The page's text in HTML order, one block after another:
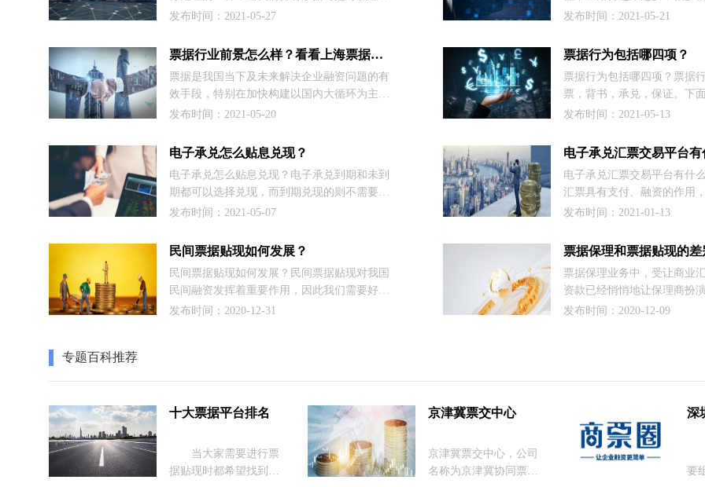
应收票据的科目核算的，然后等收到账款后再
资料，阅读完后，相信我们会对票据贴现会计
分录有全新的认识。
发布时间：2021-05-27
电子承兑汇票的情况，这时
数据电文形式制作，委托付
条件支付确定金额给收款人
据，下面我们一起来了解一
发布时间：2021-05-21
票据行业前景怎么样？看看上海票据交易所董事长怎么说
票据是我国当下及未来解决企业融资问题的有
效手段，特别在加快构建以国内大循环为主
体、国内国际双循环相互促进的新发展格局，
样？今天为大家分享由财经月刊《中国货币市
场》对上海票据交易所董事长宋汉光的专访报
道，看完其中内容，相信大家能够有清晰的答
案。
发布时间：2021-05-20
票据行为包括哪四项？
票据行为包括哪四项？票据
票，背书，承兑，保证。下
一下。出票：就是签发票据
力，其中有些是必须记载，
有些是本来就有规定，你记
按一般规定（相对记载事项
发布时间：2021-05-13
电子承兑怎么贴息兑现？
电子承兑怎么贴息兑现？电子承兑到期和未到
期都可以选择兑现，而到期兑现的则不需要贴
息的，而未到期的电子承兑需要兑现时，就需
也是不一样的，下面我们一起来了解了解！
发布时间：2021-05-07
电子承兑汇票交易平台
电子承兑汇票交易平台有什
汇票具有支付、融资的作用
需求，这时电子承兑汇票交
小编为大家说说电子承兑汇
势。
发布时间：2021-01-13
民间票据贴现如何发展？
民间票据贴现如何发展？民间票据贴现对我国
民间融资发挥着重要作用，因此我们需要好好
的利用它，引导民间票据贴现健康发展，设立
发布时间：2020-12-31
票据保理和票据贴现的
票据保理业务中，受让商业
资款已经悄悄地让保理商扮
色，票据保理和票据贴现的
发布时间：2020-12-09
专题百科推荐
十大票据平台排名
当大家需要进行票
据贴现时都希望找到一
京津冀票交中心
​京津冀票交中心，公司
名称为京津冀协同票据
深
要